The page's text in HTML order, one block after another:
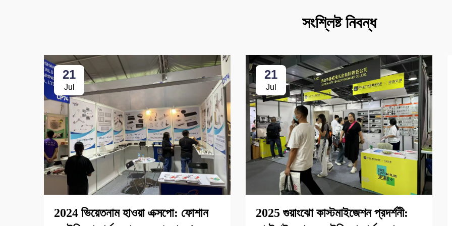
সংশ্লিষ্ট নিবন্ধ
21
Jul
2024 ভিয়েতনাম হাওয়া এক্সপো: ফোশান
21
Jul
2025 গুয়াংঝো কাস্টমাইজেশন প্রদর্শনী: